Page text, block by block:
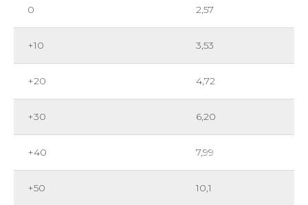
0 2,57
+10 3,53
+20 4,72
+30 6,20
+40 7,99
+50 10,1